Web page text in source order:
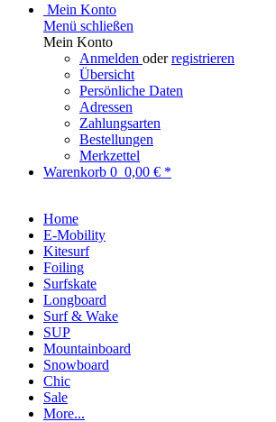
Mein Konto
Menü schließen
Mein Konto
Anmelden oderregistrieren
Übersicht
Persönliche Daten
Adressen
Zahlungsarten
Bestellungen
Merkzettel
Warenkorb 0 0,00 € *
Home
E-Mobility
Kitesurf
Foiling
Surfskate
Longboard
Surf & Wake
SUP
Mountainboard
Snowboard
Chic
Sale
More...